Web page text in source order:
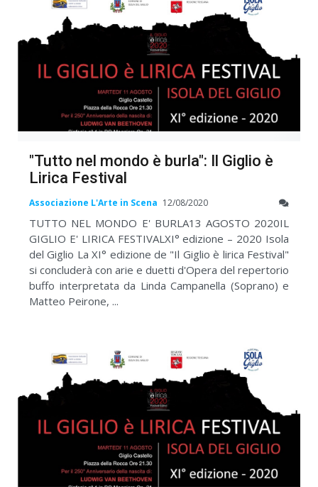
"Tutto nel mondo è burla": Il Giglio è
Lirica Festival
Associazione L'Arte in Scena 12/08/2020
TUTTO NEL MONDO E' BURLA13 AGOSTO 2020IL
GIGLIO E' LIRICA FESTIVALXI° edizione – 2020 Isola
del Giglio La XI° edizione de "Il Giglio è lirica Festival"
si concluderà con arie e duetti d'Opera del repertorio
buffo interpretata da Linda Campanella (Soprano) e
Matteo Peirone, ...